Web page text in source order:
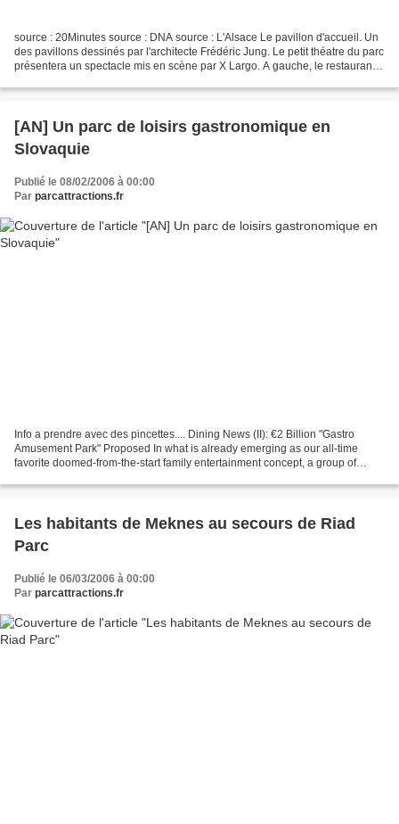
source : 20Minutes source : DNA source : L'Alsace Le pavillon d'accueil. Un
des pavillons dessinés par l'architecte Frédéric Jung. Le petit théatre du parc
présentera un spectacle mis en scène par X Largo. A gauche, le restaurant
[AN] Un parc de loisirs gastronomique en
Slovaquie
Publié le 08/02/2006 à 00:00
Par parcattractions.fr
Info a prendre avec des pincettes.... Dining News (II): €2 Billion "Gastro
Amusement Park" Proposed In what is already emerging as our all-time
favorite doomed-from-the-start family entertainment concept, a group of
Les habitants de Meknes au secours de Riad
Parc
Publié le 06/03/2006 à 00:00
Par parcattractions.fr